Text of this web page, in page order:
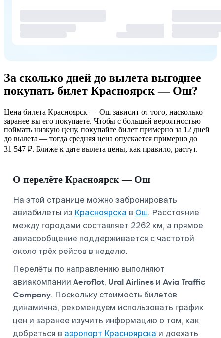
За сколько дней до вылета выгоднее
покупать билет Красноярск — Ош?
Цена билета Красноярск — Ош зависит от того, насколько
заранее вы его покупаете. Чтобы с большей вероятностью
поймать низкую цену, покупайте билет примерно за 12 дней
до вылета — тогда средняя цена опускается примерно до
31 547 ₽. Ближе к дате вылета цены, как правило, растут.
О перелёте Красноярск — Ош
На этой странице можно забронировать
авиабилеты из Красноярска в Ош. Расстояние
между городами составляет 2262 км, а прямое
авиасообщение поддерживается с частотой
около трёх рейсов в неделю.
Перелёты по направлению выполняют
авиакомпании Aeroflot, Ural Airlines и Avia Traffic
Company. Поскольку стоимость билетов
динамична, рекомендуем использовать график
цен и заранее изучить информацию о том, как
добраться в аэропорт Красноярска и доехать